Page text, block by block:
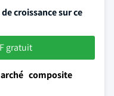
croissance sur ce
gratuit
composite